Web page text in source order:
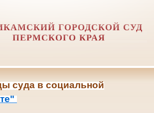
ГОРОДСКОЙ СУД
ПЕРМСКОГО КРАЯ
суда в социальной